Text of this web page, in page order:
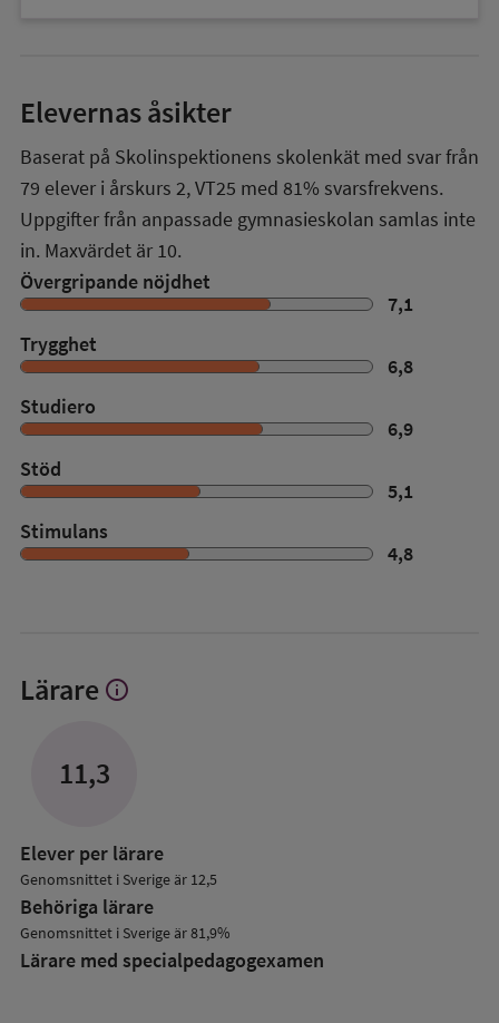
Elevernas åsikter
Baserat på Skolinspektionens skolenkät med svar från
79 elever i årskurs 2,VT25 med 81% svarsfrekvens.
Uppgifter från anpassade gymnasieskolan samlas inte
in. Maxvärdet är 10.
Övergripande nöjdhet
7,1
Trygghet
6,8
Studiero
6,9
Stöd
5,1
Stimulans
4,8
Lärare Visa
info
11,3
Elever per lärare
Genomsnittet i Sverige är 12,5
Behöriga lärare
Genomsnittet i Sverige är 81,9%
Lärare med specialpedagog­examen